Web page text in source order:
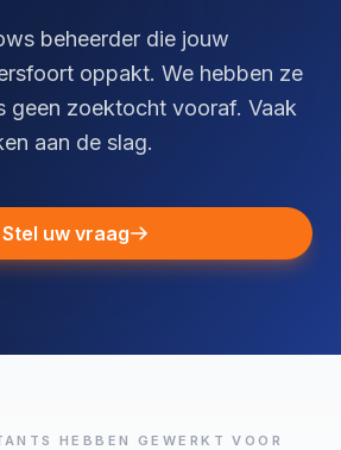
beheerder die jouw
oppakt. We hebben ze
geen zoektocht vooraf. Vaak
aan de slag.
Stel uw vraag
HEBBEN GEWERKT VOOR